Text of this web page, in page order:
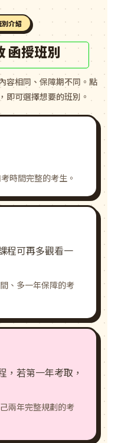
介紹
函授班別
容相同、保障期不同。點
即可選擇想要的班別。
時間完整的考生。
程可再多觀看一
、多一年保障的考
，若第一年考取，
兩年完整規劃的考